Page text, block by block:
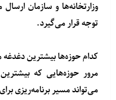
وزارتخانه‌ها و سازمان
توجه قرار می‌گیرد.
کدام حوزه‌ها بیشترین دغدغه
مرور حوزه‌هایی که
می‌تواند مسیر برنامه‌ریزی